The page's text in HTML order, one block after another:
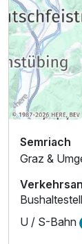
Semriach
Graz &
U / S-Bahn